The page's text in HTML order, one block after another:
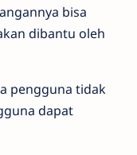
bisa
dibantu oleh
pengguna tidak
dapat